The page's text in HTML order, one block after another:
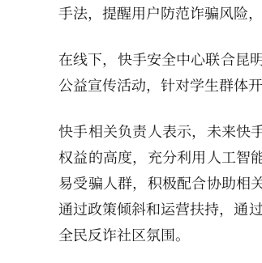
手法，提醒用户防范诈骗风险
在线下，快手安全中心联合昆
公益宣传活动，针对学生群体
快手相关负责人表示，未来快
权益的高度，充分利用人工智
易受骗人群，积极配合协助相
通过政策倾斜和运营扶持，通
全民反诈社区氛围。